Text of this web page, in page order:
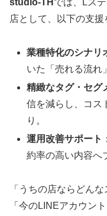
店として、以下の支援
業種特化のシナリ
いた「売れる流れ
精緻なタグ・セグ
信を減らし、コス
り。
運用改善サポート
約率の高い内容へ
「うちの店ならどん
「今のLINEアカウン